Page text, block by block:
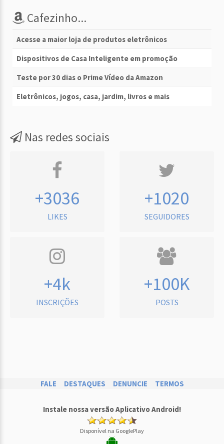
Cafezinho...
Acesse a maior loja de produtos eletrônicos
Dispositivos de Casa Inteligente em promoção
Teste por 30 dias o Prime Vídeo da Amazon
Eletrônicos, jogos, casa, jardim, livros e mais
Nas redes sociais
+3036
LIKES
+1020
SEGUIDORES
+4k
INSCRIÇÕES
+100K
POSTS
FALE DESTAQUES DENUNCIE TERMOS
Instale nossa versão Aplicativo Android!
Disponível na GooglePlay